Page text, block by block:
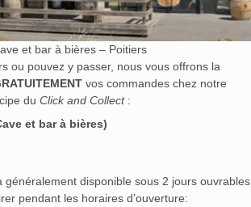
et bar à bières – Poitiers
ou pouvez y passer, nous vous offrons la
vos commandes chez notre
du Click and Collect:
et bar à bières)
généralement disponible sous 2 jours ouvrables
pendant les horaires d’ouverture: